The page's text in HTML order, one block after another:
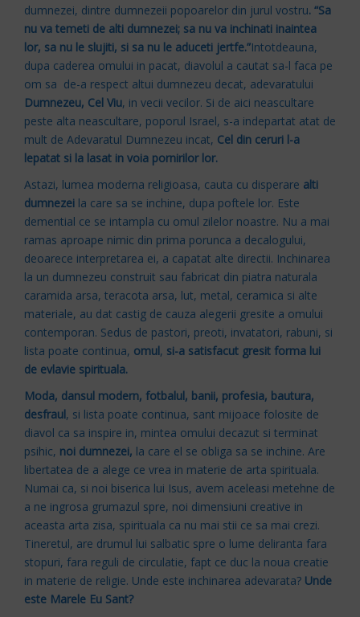
dumnezei, dintre dumnezeii popoarelor din jurul vostru. “Sa
nu va temeti de alti dumnezei; sa nu va inchinati inaintea
lor, sa nu le slujiti, si sa nu le aduceti jertfe.”Intotdeauna,
dupa caderea omului in pacat, diavolul a cautat sa-l faca pe
om sa de-a respect altui dumnezeu decat, adevaratului
Dumnezeu, Cel Viu, in vecii vecilor. Si de aici neascultare
peste alta neascultare, poporul Israel, s-a indepartat atat de
mult de Adevaratul Dumnezeu incat, Cel din ceruri l-a
lepatat si la lasat in voia pornirilor lor.
Astazi, lumea moderna religioasa, cauta cu disperare alti
dumnezei la care sa se inchine, dupa poftele lor. Este
demential ce se intampla cu omul zilelor noastre. Nu a mai
ramas aproape nimic din prima porunca a decalogului,
deoarece interpretarea ei, a capatat alte directii. Inchinarea
la un dumnezeu construit sau fabricat din piatra naturala
caramida arsa, teracota arsa, lut, metal, ceramica si alte
materiale, au dat castig de cauza alegerii gresite a omului
contemporan. Sedus de pastori, preoti, invatatori, rabuni, si
lista poate continua, omul, si-a satisfacut gresit forma lui
de evlavie spirituala.
Moda, dansul modern, fotbalul, banii, profesia, bautura,
desfraul, si lista poate continua, sant mijoace folosite de
diavol ca sa inspire in, mintea omului decazut si terminat
psihic, noi dumnezei, la care el se obliga sa se inchine. Are
libertatea de a alege ce vrea in materie de arta spirituala.
Numai ca, si noi biserica lui Isus, avem aceleasi metehne de
a ne ingrosa grumazul spre, noi dimensiuni creative in
aceasta arta zisa, spirituala ca nu mai stii ce sa mai crezi.
Tineretul, are drumul lui salbatic spre o lume deliranta fara
stopuri, fara reguli de circulatie, fapt ce duc la noua creatie
in materie de religie. Unde este inchinarea adevarata? Unde
este Marele Eu Sant?